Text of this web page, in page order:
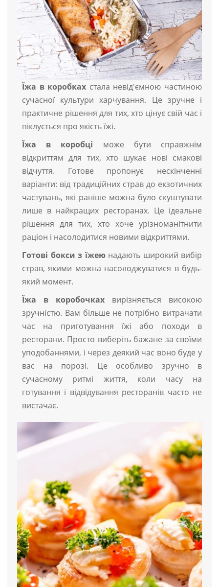
Їжа в коробках стала невід'ємною частиною
сучасної культури харчування. Це зручне і
практичне рішення для тих, хто цінує свій час і
піклується про якість їжі.
Їжа в коробці може бути справжнім
відкриттям для тих, хто шукає нові смакові
відчуття. Готове пропонує нескінченні
варіанти: від традиційних страв до екзотичних
частувань, які раніше можна було скуштувати
лише в найкращих ресторанах. Це ідеальне
рішення для тих, хто хоче урізноманітнити
раціон і насолодитися новими відкриттями.
Готові бокси з їжеюнадають широкий вибір
страв, якими можна насолоджуватися в будь-
який момент.
Їжа в коробочках вирізняється високою
зручністю. Вам більше не потрібно витрачати
час на приготування їжі або походи в
ресторани. Просто виберіть бажане за своїми
уподобаннями, і через деякий час воно буде у
вас на порозі. Це особливо зручно в
сучасному ритмі життя, коли часу на
готування і відвідування ресторанів часто не
вистачає.